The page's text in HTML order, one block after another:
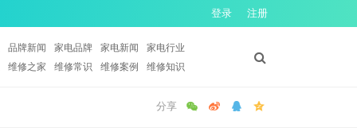
登录 注册
品牌新闻 家电品牌 家电新闻
家电行业
维修之家 维修常识 维修案例 维修知识